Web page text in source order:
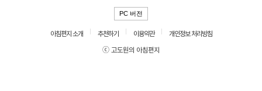
PC 버전
아침편지 소개 추천하기 이용약관
개인정보 처리방침
ⓒ 고도원의 아침편지